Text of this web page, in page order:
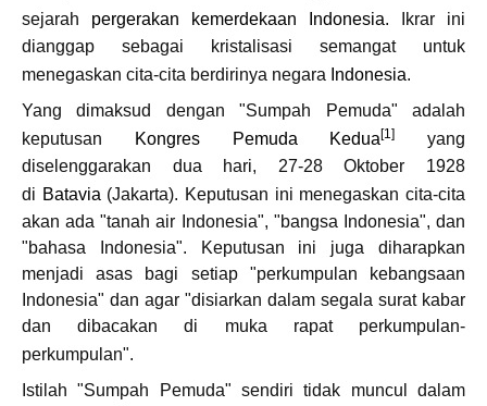
sejarah pergerakan kemerdekaan Indonesia. Ikrar ini
dianggap sebagai kristalisasi semangat untuk
menegaskan cita-cita berdirinya negara Indonesia.
Yang dimaksud dengan "Sumpah Pemuda" adalah
keputusan
Kongres Pemuda Kedua[1]
yang
diselenggarakan dua hari, 27-28 Oktober 1928
di Batavia (Jakarta). Keputusan ini menegaskan cita-cita
akan ada "tanah air Indonesia", "bangsa Indonesia", dan
"bahasa Indonesia". Keputusan ini juga diharapkan
menjadi asas bagi setiap "perkumpulan kebangsaan
Indonesia" dan agar "disiarkan dalam segala surat kabar
dan dibacakan di muka rapat perkumpulan-
perkumpulan".
Istilah "Sumpah Pemuda" sendiri tidak muncul dalam